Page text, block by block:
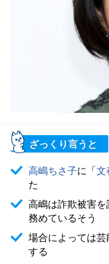
ざっくり言うと
高嶋ちさ子に「文
た
高嶋は詐欺被害
務めているそう
場合によっては
する